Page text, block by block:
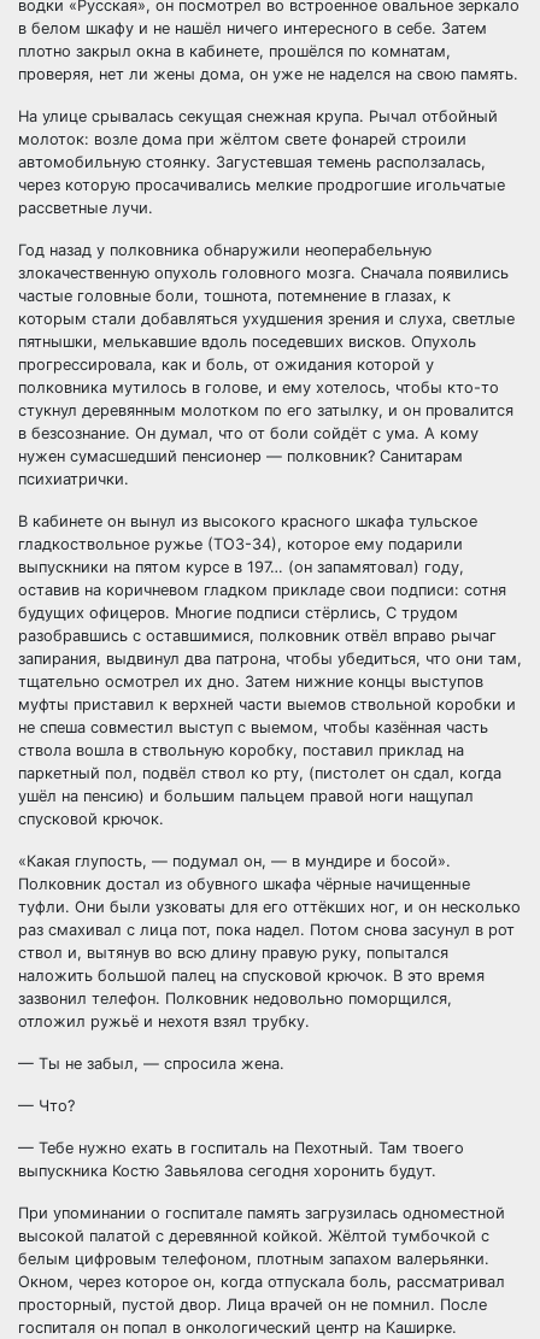
водки «Русская», он посмотрел во встроенное овальное зеркало
в белом шкафу и не нашёл ничего интересного в себе. Затем
плотно закрыл окна в кабинете, прошёлся по комнатам,
проверяя, нет ли жены дома, он уже не наделся на свою память.
На улице срывалась секущая снежная крупа. Рычал отбойный
молоток: возле дома при жёлтом свете фонарей строили
автомобильную стоянку. Загустевшая темень расползалась,
через которую просачивались мелкие продрогшие игольчатые
рассветные лучи.
Год назад у полковника обнаружили неоперабельную
злокачественную опухоль головного мозга. Сначала появились
частые головные боли, тошнота, потемнение в глазах, к
которым стали добавляться ухудшения зрения и слуха, светлые
пятнышки, мелькавшие вдоль поседевших висков. Опухоль
прогрессировала, как и боль, от ожидания которой у
полковника мутилось в голове, и ему хотелось, чтобы кто-то
стукнул деревянным молотком по его затылку, и он провалится
в безсознание. Он думал, что от боли сойдёт с ума. А кому
нужен сумасшедший пенсионер — полковник? Санитарам
психиатрички.
В кабинете он вынул из высокого красного шкафа тульское
гладкоствольное ружье (ТОЗ-34), которое ему подарили
выпускники на пятом курсе в 197… (он запамятовал) году,
оставив на коричневом гладком прикладе свои подписи: сотня
будущих офицеров. Многие подписи стёрлись, С трудом
разобравшись с оставшимися, полковник отвёл вправо рычаг
запирания, выдвинул два патрона, чтобы убедиться, что они там,
тщательно осмотрел их дно. Затем нижние концы выступов
муфты приставил к верхней части выемов ствольной коробки и
не спеша совместил выступ с выемом, чтобы казённая часть
ствола вошла в ствольную коробку, поставил приклад на
паркетный пол, подвёл ствол ко рту, (пистолет он сдал, когда
ушёл на пенсию) и большим пальцем правой ноги нащупал
спусковой крючок.
«Какая глупость, — подумал он, — в мундире и босой».
Полковник достал из обувного шкафа чёрные начищенные
туфли. Они были узковаты для его оттёкших ног, и он несколько
раз смахивал с лица пот, пока надел. Потом снова засунул в рот
ствол и, вытянув во всю длину правую руку, попытался
наложить большой палец на спусковой крючок. В это время
зазвонил телефон. Полковник недовольно поморщился,
отложил ружьё и нехотя взял трубку.
— Ты не забыл, — спросила жена.
— Что?
— Тебе нужно ехать в госпиталь на Пехотный. Там твоего
выпускника Костю Завьялова сегодня хоронить будут.
При упоминании о госпитале память загрузилась одноместной
высокой палатой с деревянной койкой. Жёлтой тумбочкой с
белым цифровым телефоном, плотным запахом валерьянки.
Окном, через которое он, когда отпускала боль, рассматривал
просторный, пустой двор. Лица врачей он не помнил. После
госпиталя он попал в онкологический центр на Каширке.